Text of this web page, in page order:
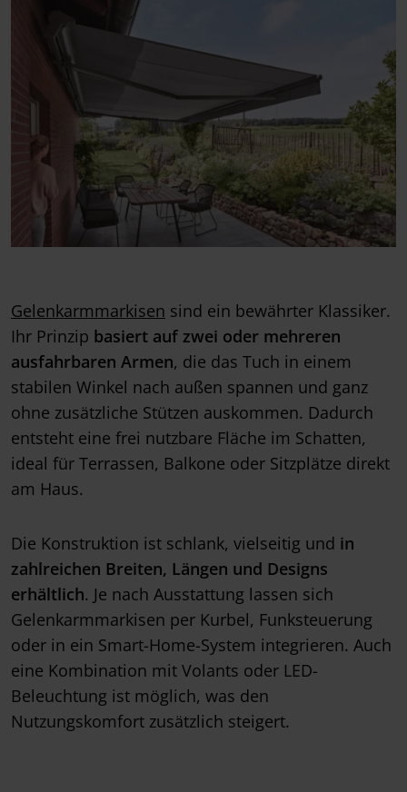
Gelenkarmmarkisen sind ein bewährter Klassiker.
Ihr Prinzip basiert auf zwei oder mehreren
ausfahrbaren Armen, die das Tuch in einem
stabilen Winkel nach außen spannen und ganz
ohne zusätzliche Stützen auskommen. Dadurch
entsteht eine frei nutzbare Fläche im Schatten,
ideal für Terrassen, Balkone oder Sitzplätze direkt
am Haus.
Die Konstruktion ist schlank, vielseitig und in
zahlreichen Breiten, Längen und Designs
erhältlich. Je nach Ausstattung lassen sich
Gelenkarmmarkisen per Kurbel, Funksteuerung
oder in ein Smart-Home-System integrieren. Auch
eine Kombination mit Volants oder LED-
Beleuchtung ist möglich, was den
Nutzungskomfort zusätzlich steigert.